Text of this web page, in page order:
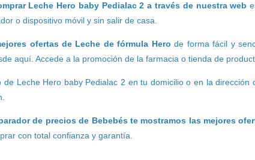
Leche Hero baby Pedialac 2 a través de nuestra web
o dispositivo móvil y sin salir de casa.
ofertas de Leche de fórmula Hero de forma fácil y
aquí. Accede a la promoción de la farmacia o tienda de
de Leche Hero baby Pedialac 2 en tu domicilio o en la
de precios de Bebebés te mostramos las mejores
con total confianza y garantía.